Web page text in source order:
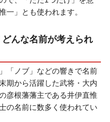
一」とも使われます。
んな名前が考えられ
「ノブ」などの響きで名前
期から活躍した武将・大内
彦根藩藩主である井伊直惟
の名前に数多く使われてい